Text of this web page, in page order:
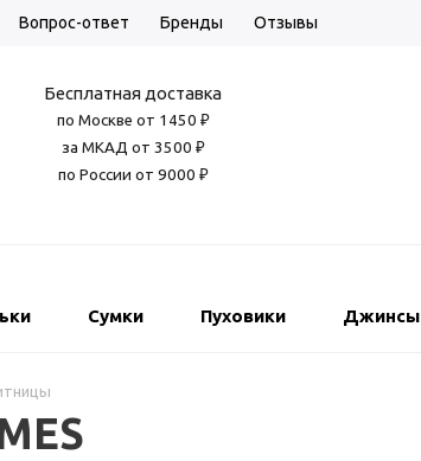
Вопрос-ответ Бренды Отзывы
Бесплатная доставка
по Москве от 1450 ₽
за МКАД от 3500 ₽
по России от 9000 ₽
Сумки Пуховики Джинсы